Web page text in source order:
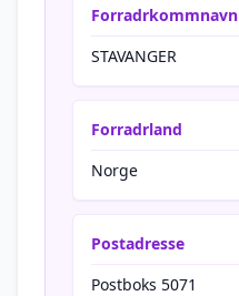
Forradrkommnavn
STAVANGER
Forradrland
Norge
Postadresse
Postboks 5071